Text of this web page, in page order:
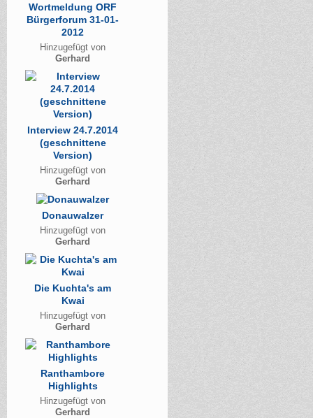
Wortmeldung ORF
Bürgerforum 31-01-
2012
Hinzugefügt von
Gerhard
Interview 24.7.2014
(geschnittene
Version)
Hinzugefügt von
Gerhard
Donauwalzer
Hinzugefügt von
Gerhard
Die Kuchta's am
Kwai
Hinzugefügt von
Gerhard
Ranthambore
Highlights
Hinzugefügt von
Gerhard